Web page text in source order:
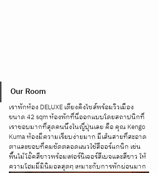
Our Room
เราพักห้อง DELUXE เตียงคิงไซส์พร้อมวิวเมือง
ขนาด 42 sqm ห้องพักที่นี่ออกแบบโดยสถาปนิกที่
เราชอบมากที่สุดคนนึงในญี่ปุ่นเลย คือ คุณ Kengo
Kuma ห้องมีความเรียบง่ายมาก มีเส้นสายที่สะอาด
ตาและขอบที่คมชัดตลอดแนวใช้สีออร์แกนิก เช่น
พื้นไม้โอ๊คสีขาวพร้อมเฟอร์นิเจอร์สีเบจและสีขาว ให้
ความโฮมมี่มินิมอลสุดๆ เหมาะกับการพักผ่อนมาก